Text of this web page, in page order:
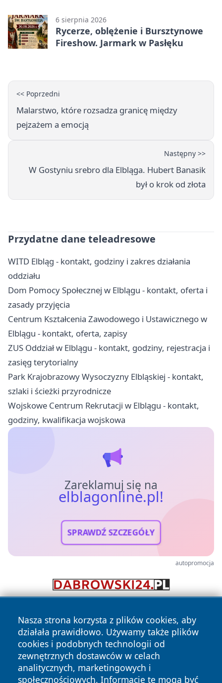
6 sierpnia 2026
Rycerze, oblężenie i Bursztynowe
Fireshow. Jarmark w Pasłęku
<< Poprzedni
Malarstwo, które rozsadza granicę między
pejzażem a emocją
Następny >>
W Gostyniu srebro dla Elbląga. Hubert Banasik
był o krok od złota
Przydatne dane teleadresowe
WITD Elbląg - kontakt, godziny i zakres działania
oddziału
Dom Pomocy Społecznej w Elblągu - kontakt, oferta i
zasady przyjęcia
Centrum Kształcenia Zawodowego i Ustawicznego w
Elblągu - kontakt, oferta, zapisy
ZUS Oddział w Elblągu - kontakt, godziny, rejestracja i
zasięg terytorialny
Park Krajobrazowy Wysoczyzny Elbląskiej - kontakt,
szlaki i ścieżki przyrodnicze
Wojskowe Centrum Rekrutacji w Elblągu - kontakt,
godziny, kwalifikacja wojskowa
Zareklamuj się na
elblagonline.pl!
SPRAWDŹ SZCZEGÓŁY
autopromocja
Nasza strona korzysta z plików cookies, aby
działała prawidłowo. Używamy także plików
cookies i podobnych technologii od
zewnętrznych dostawców w celach
analitycznych, marketingowych i
społecznościowych. Informacje te mogą być
Copyright © 2026 elblagonline.pl Wszystkie prawa